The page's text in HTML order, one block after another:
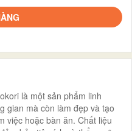
là một sản phẩm linh
gian mà còn làm đẹp và tạo
việc hoặc bàn ăn. Chất liệu